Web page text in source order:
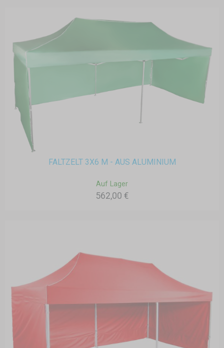
FALTZELT 3X6 M - AUS ALUMINIUM
Auf Lager
562,00 €